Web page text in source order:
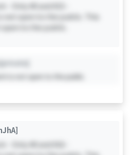
- Only #0 and #15 -
not open to the public. This
to the public.
[private]
is not open to the public.
- Only #0 and #16 -